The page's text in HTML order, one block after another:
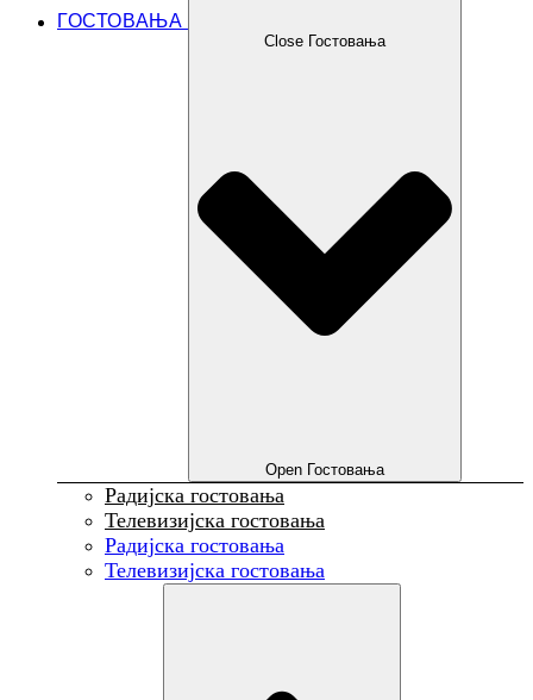
ГОСТОВАЊА
Close Гостовања
Open Гостовања
Радијска гостовања
Телевизијска гостовања
Радијска гостовања
Телевизијска гостовања